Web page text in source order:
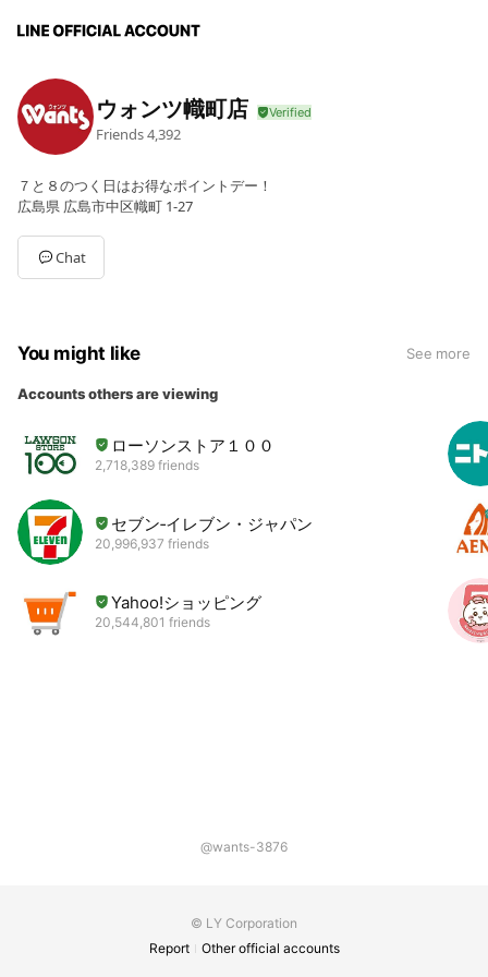
ウォンツ幟町店
Friends4,392
７と８のつく日はお得なポイントデー！
広島県 広島市中区幟町 1-27
Chat
You might like See more
Accounts others are viewing
ローソンストア１００
2,718,389 friends
セブン‐イレブン・ジャパン
20,996,937 friends
Yahoo!ショッピング
20,544,801 friends
@wants-3876
© LY Corporation
Report
Other official accounts